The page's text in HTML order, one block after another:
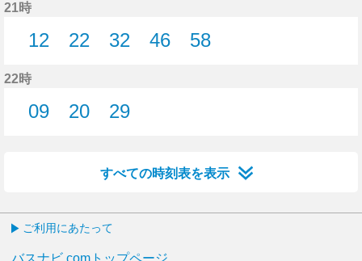
21時
12
22
32
46
58
22時
09
20
29
すべての時刻表を表示
ご利用にあたって
バスナビ.comトップページ